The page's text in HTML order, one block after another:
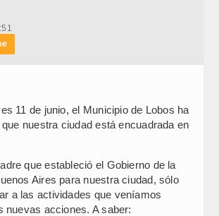
11 de junio, el Municipio de Lobos ha
nuestra ciudad está encuadrada en
que estableció el Gobierno de la
Aires para nuestra ciudad, sólo
a las actividades que veníamos
nuevas acciones. A saber: